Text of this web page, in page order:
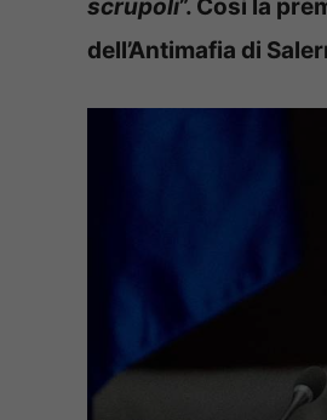
scrupoli”. Così la
dell’Antimafia di